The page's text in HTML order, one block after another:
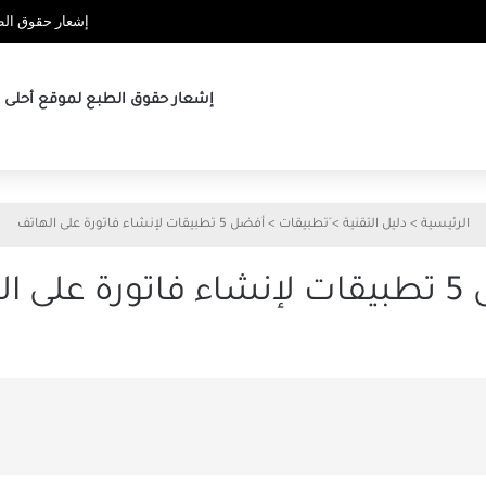
إشعار حقوق
إشعار حقوق الطبع لموقع أحلى
الرئيسية > دليل التقنية > َتطبيقات > أفضل 5 تطبيقات لإنشاء فاتورة على الهاتف